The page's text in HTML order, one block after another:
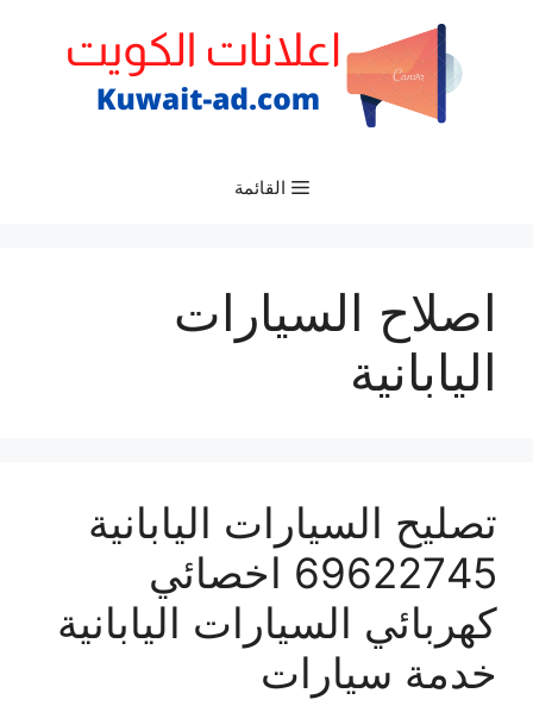
القائمة
اصلاح السيارات
اليابانية
تصليح السيارات اليابانية
69622745 اخصائي
كهربائي السيارات اليابانية
خدمة سيارات